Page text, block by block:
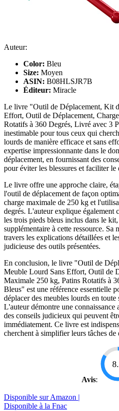
Auteur:
Color: Bleu
Size: Moyen
ASIN: B08HLSJR7B
Éditeur: Miracle
Le livre "Outil de Déplacement, Kit
Effort, Outil de Déplacement,
Rotatifs à 360 Degrés, Livré avec 3
inestimable pour tous ceux qui
lourds de manière efficace et sans
expertise impressionnante dans le
déplacement, en fournissant des
pour éviter les blessures et faciliter le
Le livre offre une approche claire,
l'outil de déplacement de façon
charge maximale de 250 kg et
degrés. L'auteur explique également
les trois pieds bleus inclus dans le
supplémentaire à cette ressource. Sa
travers les explications détaillées et
judicieuse des outils présentées.
En conclusion, le livre "Outil de
Meuble Lourd Sans Effort, Outil de
Maximale 250 kg, Patins Rotatifs à
Bleus" est une référence essentielle
déplacer des meubles lourds en
L'auteur démontre une
des conseils judicieux qui peuvent
immédiatement. Ce livre est
cherchent à simplifier leurs tâches de
Avis:
Disponible sur Amazon |
Disponible à la Fnac